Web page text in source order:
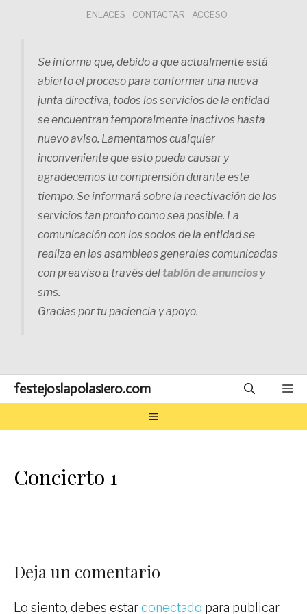
ENLACES CONTACTAR ACCESO
Se informa que, debido a que actualmente está
abierto el proceso para conformar una nueva
junta directiva, todos los servicios de la entidad
se encuentran temporalmente inactivos hasta
nuevo aviso. Lamentamos cualquier
inconveniente que esto pueda causar y
agradecemos tu comprensión durante este
tiempo. Se informará sobre la reactivación de los
servicios tan pronto como sea posible. La
comunicación con los socios de la entidad se
realiza en las asambleas generales comunicadas
con preaviso a través del tablón de anuncios y
sms.
Gracias por tu paciencia y apoyo.
festejoslapolasiero.com
MENÚ
Concierto 1
Deja un comentario
Lo siento, debes estarconectado para publicar